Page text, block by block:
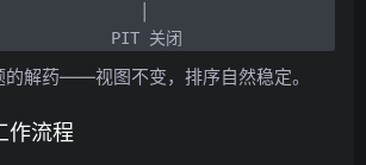
PIT 关闭
的解药——视图不变，排序自然稳定。
作流程